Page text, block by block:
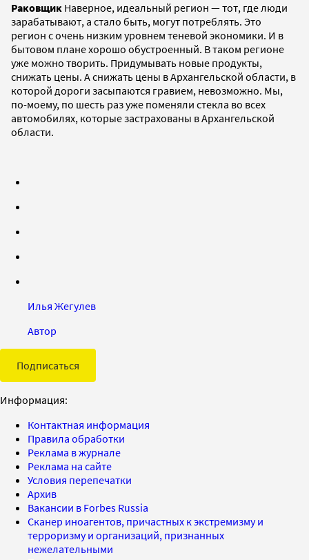
Раковщик Наверное, идеальный регион — тот, где люди
зарабатывают, а стало быть, могут потреблять. Это
регион с очень низким уровнем теневой экономики. И в
бытовом плане хорошо обустроенный. В таком регионе
уже можно творить. Придумывать новые продукты,
снижать цены. А снижать цены в Архангельской области, в
которой дороги засыпаются гравием, невозможно. Мы,
по-моему, по шесть раз уже поменяли стекла во всех
автомобилях, которые застрахованы в Архангельской
области.
Илья Жегулев
Автор
Подписаться
Информация:
Контактная информация
Правила обработки
Реклама в журнале
Реклама на сайте
Условия перепечатки
Архив
Вакансии в Forbes Russia
Сканер иноагентов, причастных к экстремизму и
терроризму и организаций, признанных
нежелательными